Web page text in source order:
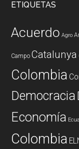
ETIQUETAS
Acuerdo Agro
Campo Catalunya
Colombia
Democracia
Economía
Colombia